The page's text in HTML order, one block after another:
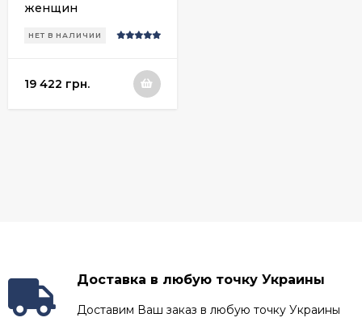
женщин
миссии
НЕТ В НАЛИЧИИ
19 422 грн.
Доставка в любую точку Украины
Доставим Ваш заказ в любую точку Украины